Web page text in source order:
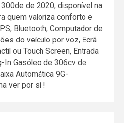
de 2020, disponível na
quem valoriza conforto e
Bluetooth, Computador de
do veículo por voz, Ecrã
ou Touch Screen, Entrada
In Gasóleo de 306cv de
Automática 9G-
ver por sí !